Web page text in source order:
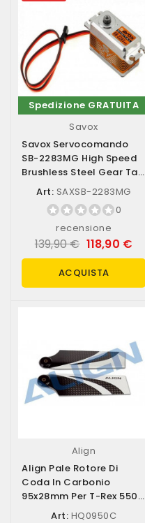
Spedizione GRATUITA
Savox
Savox Servocomando
SB-2283MG High Speed
Brushless Steel Gear Tail
Servo High...
Art: SAXSB-2283MG
0
recensione
139,90 € 118,90 €
ACQUISTA
Align
Align Pale Rotore Di
Coda In Carbonio
95x28mm Per T-Rex 550 /
600 (art. HQ0950C)
Art: HQ0950C